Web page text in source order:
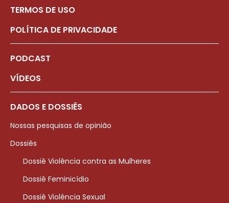
TERMOS DE USO
POLÍTICA DE PRIVACIDADE
PODCAST
VÍDEOS
DADOS E DOSSIÊS
Nossas pesquisas de opinião
Dossiês
Dossiê Violência contra as Mulheres
Dossiê Feminicídio
Dossiê Violência Sexual